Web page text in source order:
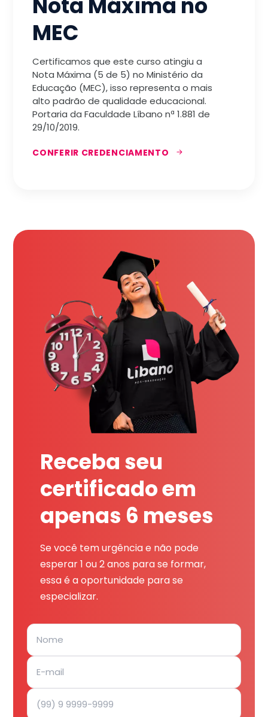
MEC
Certificamos que este curso atingiu a
Nota Máxima (5 de 5) no Ministério da
Educação (MEC), isso representa o mais
alto padrão de qualidade educacional.
Portaria da Faculdade Líbano nª 1.881 de
29/10/2019.
CONFERIR CREDENCIAMENTO
Receba seu
certificado em
apenas 6 meses
Se você tem urgência e não pode
esperar 1 ou 2 anos para se formar,
essa é a oportunidade para se
especializar.